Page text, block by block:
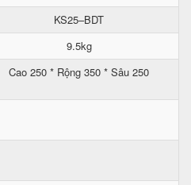
KS25–BDT
9.5kg
Cao 250 * Rộng 350 * Sâu 250